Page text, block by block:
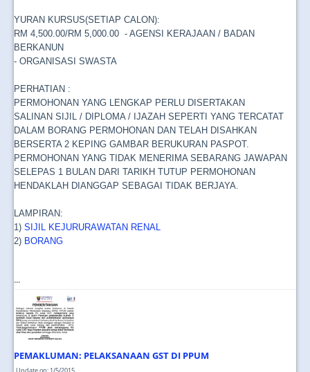
YURAN KURSUS(SETIAP CALON):
RM 4,500.00/RM 5,000.00 - AGENSI KERAJAAN / BADAN
BERKANUN
- ORGANISASI SWASTA
PERHATIAN :
PERMOHONAN YANG LENGKAP PERLU DISERTAKAN
SALINAN SIJIL / DIPLOMA / IJAZAH SEPERTI YANG TERCATAT
DALAM BORANG PERMOHONAN DAN TELAH DISAHKAN
BERSERTA 2 KEPING GAMBAR BERUKURAN PASPOT.
PERMOHONAN YANG TIDAK MENERIMA SEBARANG JAWAPAN
SELEPAS 1 BULAN DARI TARIKH TUTUP PERMOHONAN
HENDAKLAH DIANGGAP SEBAGAI TIDAK BERJAYA.
LAMPIRAN:
1) SIJIL KEJURURAWATAN RENAL
2) BORANG
...
PEMAKLUMAN: PELAKSANAAN GST DI PPUM